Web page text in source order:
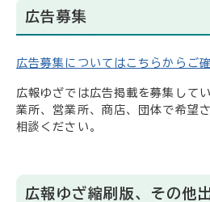
広告募集
広告募集についてはこちらからご
広報ゆざでは広告掲載を募集して
業所、営業所、商店、団体で希望
相談ください。
広報ゆざ縮刷版、その他